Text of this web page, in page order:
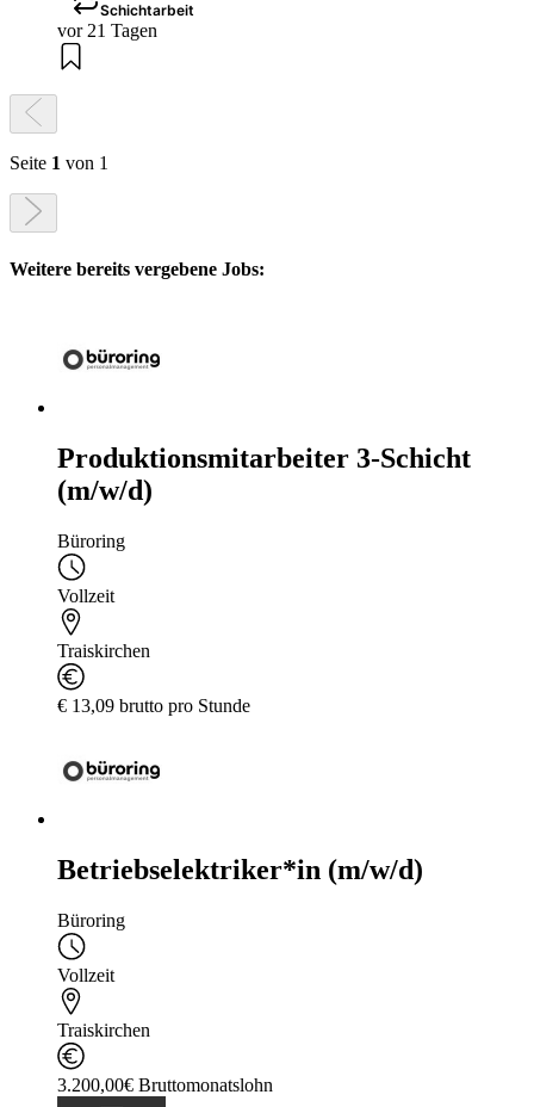
Schichtarbeit
vor 21 Tagen
Seite 1 von 1
Weitere bereits vergebene Jobs:
Produktionsmitarbeiter 3-Schicht
(m/w/d)
Büroring
Vollzeit
Traiskirchen
€ 13,09 brutto pro Stunde
Betriebselektriker*in (m/w/d)
Büroring
Vollzeit
Traiskirchen
3.200,00€ Bruttomonatslohn